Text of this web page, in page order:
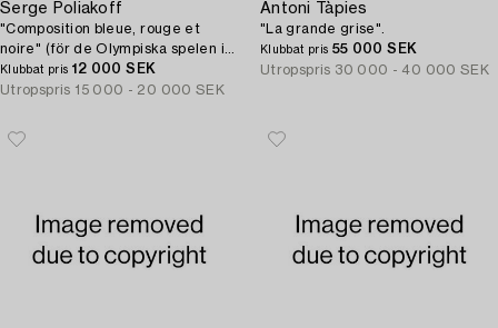
Serge Poliakoff
"Composition bleue, rouge et
noire" (för de Olympiska spelen i
München 1972).
Klubbat pris 12 000 SEK
Utropspris 15 000 - 20 000 SEK
Antoni Tàpies
"La grande grise".
Klubbat pris 55 000 SEK
Utropspris 30 000 - 40 000 SEK